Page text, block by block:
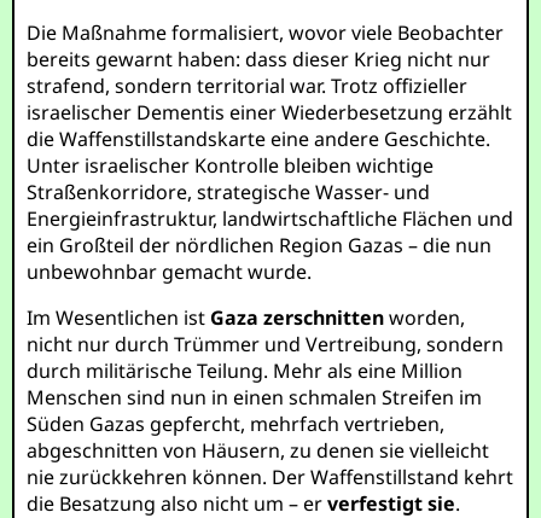
Die Maßnahme formalisiert, wovor viele Beobachter
bereits gewarnt haben: dass dieser Krieg nicht nur
strafend, sondern territorial war. Trotz offizieller
israelischer Dementis einer Wiederbesetzung erzählt
die Waffenstillstandskarte eine andere Geschichte.
Unter israelischer Kontrolle bleiben wichtige
Straßenkorridore, strategische Wasser- und
Energieinfrastruktur, landwirtschaftliche Flächen und
ein Großteil der nördlichen Region Gazas – die nun
unbewohnbar gemacht wurde.
Im Wesentlichen ist Gaza zerschnittenworden,
nicht nur durch Trümmer und Vertreibung, sondern
durch militärische Teilung. Mehr als eine Million
Menschen sind nun in einen schmalen Streifen im
Süden Gazas gepfercht, mehrfach vertrieben,
abgeschnitten von Häusern, zu denen sie vielleicht
nie zurückkehren können. Der Waffenstillstand kehrt
die Besatzung also nicht um – erverfestigt sie.